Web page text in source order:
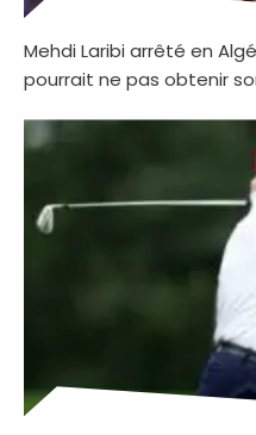
Mehdi Laribi arrêté en
pourrait ne pas obtenir